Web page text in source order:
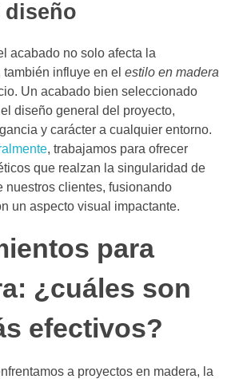
acabado no solo afecta la
influye en el estilo en madera
Un acabado bien seleccionado
diseño general del proyecto,
y carácter a cualquier entorno.
, trabajamos para ofrecer
que realzan la singularidad de
nuestros clientes, fusionando
un aspecto visual impactante.
para
¿cuáles son
efectivos?
a proyectos en madera, la